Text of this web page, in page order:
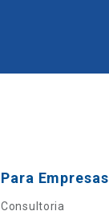
Para Empresas
Consultoria